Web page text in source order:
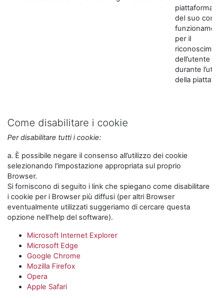
piattaforma
del suo
per il
dell’utente
durante
della
Come disabilitare i cookie
Per disabilitare tutti i cookie:
a. È possibile negare il consenso all’utilizzo dei cookie
selezionando l'impostazione appropriata sul proprio
Browser.
Si forniscono di seguito i link che spiegano come disabilitare
i cookie per i Browser più diffusi (per altri Browser
eventualmente utilizzati suggeriamo di cercare questa
opzione nell’help del software).
Microsoft Internet Explorer
Microsoft Edge
Google Chrome
Mozilla Firefox
Opera
Apple Safari